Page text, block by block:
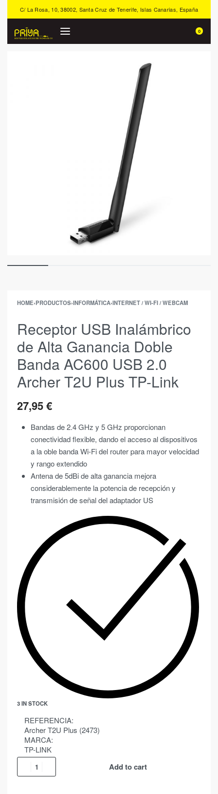
C/ La Rosa, 10, 38002, Santa Cruz de Tenerife, Islas Canarias, España
0
HOME›PRODUCTOS›INFORMÁTICA›INTERNET / WI-FI / WEBCAM
Receptor USB Inalámbrico
de Alta Ganancia Doble
Banda AC600 USB 2.0
Archer T2U Plus TP-Link
27,95€
Bandas de 2.4 GHz y 5 GHz proporcionan
conectividad flexible, dando el acceso al dispositivos
a la oble banda Wi-Fi del router para mayor velocidad
y rango extendido
Antena de 5dBi de alta ganancia mejora
considerablemente la potencia de recepción y
transmisión de señal del adaptador US
3 IN STOCK
REFERENCIA:
Archer T2U Plus (2473)
MARCA:
TP-LINK
Add to cart